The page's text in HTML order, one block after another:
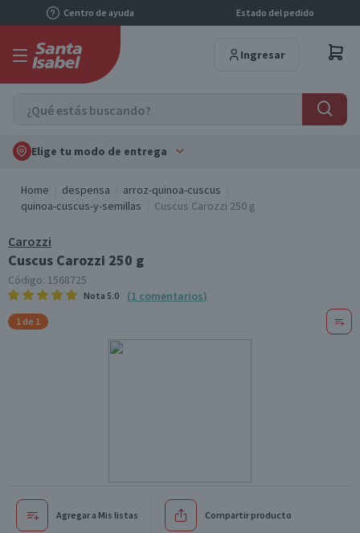
Centro de ayuda Estado del pedido
Ingresar
Elige tu modo de entrega
Home despensa
arroz-quinoa-cuscus
quinoa-cuscus-y-semillas
Cuscus Carozzi 250 g
Carozzi
Cuscus Carozzi 250 g
Código: 1568725
Nota 5.0 (1 comentarios)
1 de 1
Agregar a Mis listas Compartir producto